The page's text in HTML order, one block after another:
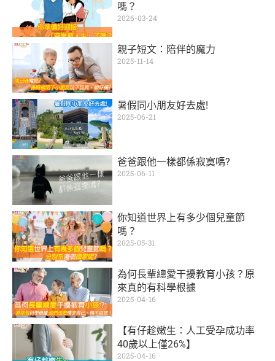
嗎？
2026-03-24
親子短文：陪伴的魔力
2025-11-14
暑假同小朋友好去處!
2025-06-21
爸爸跟他一樣都係寂寞嗎?
2025-06-11
你知道世界上有多少個兒童節
嗎？
2025-05-31
為何長輩總愛干擾教育小孩？原
來真的有科學根據
2025-04-16
【有仔趁嫩生：人工受孕成功率
40歲以上僅26%】
2025-04-16